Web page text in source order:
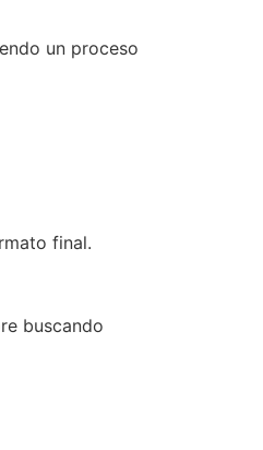
un proceso
final.
buscando